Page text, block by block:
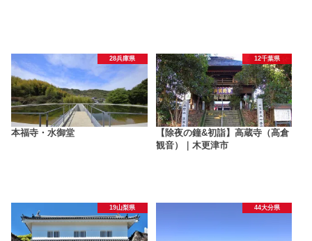
28兵庫県
本福寺・水御堂
12千葉県
【除夜の鐘&初詣】高蔵寺（高倉
観音）｜木更津市
19山梨県 44大分県